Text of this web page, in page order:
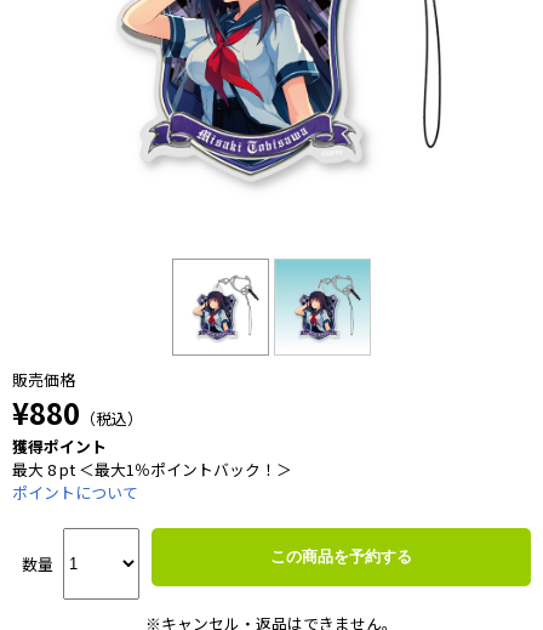
販売価格
¥880 （税込）
獲得ポイント
最大 8 pt ＜最大1％ポイントバック！＞
ポイントについて
数量 この商品を予約する
※キャンセル・返品はできません。